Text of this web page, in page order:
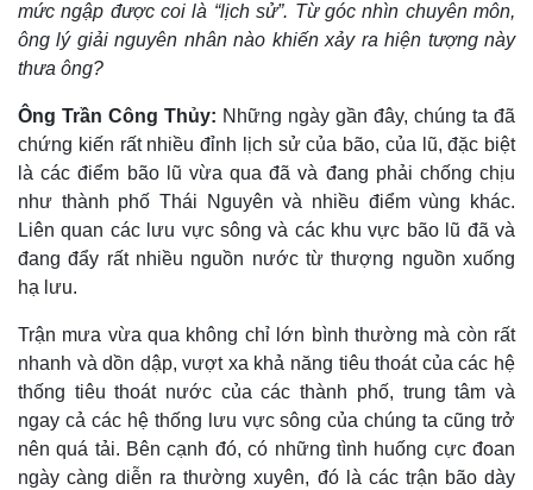
mức ngập được coi là “lịch sử”. Từ góc nhìn chuyên môn,
ông lý giải nguyên nhân nào khiến xảy ra hiện tượng này
thưa ông?
Ông Trần Công Thủy: Những ngày gần đây, chúng ta đã
chứng kiến rất nhiều đỉnh lịch sử của bão, của lũ, đặc biệt
là các điểm bão lũ vừa qua đã và đang phải chống chịu
như thành phố Thái Nguyên và nhiều điểm vùng khác.
Liên quan các lưu vực sông và các khu vực bão lũ đã và
đang đẩy rất nhiều nguồn nước từ thượng nguồn xuống
hạ lưu.
Trận mưa vừa qua không chỉ lớn bình thường mà còn rất
nhanh và dồn dập, vượt xa khả năng tiêu thoát của các hệ
thống tiêu thoát nước của các thành phố, trung tâm và
ngay cả các hệ thống lưu vực sông của chúng ta cũng trở
nên quá tải. Bên cạnh đó, có những tình huống cực đoan
ngày càng diễn ra thường xuyên, đó là các trận bão dày